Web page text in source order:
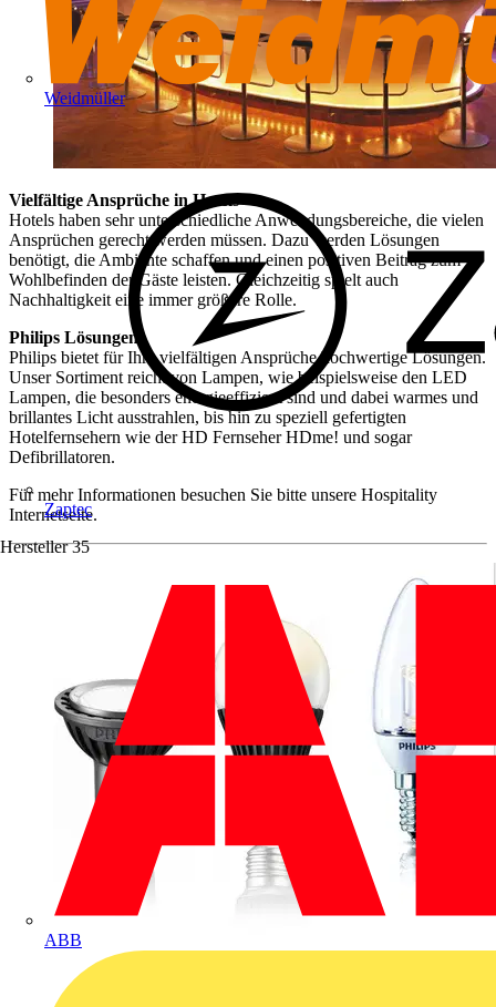
Weidmüller
Zaptec
Hersteller 35
ABB
Vielfältige Ansprüche in Hotels
Hotels haben sehr unterschiedliche Anwendungsbereiche, die vielen
Ansprüchen gerecht werden müssen. Dazu werden Lösungen
benötigt, die Ambiente schaffen und einen positiven Beitrag zum
Wohlbefinden der Gäste leisten. Gleichzeitig spielt auch
Nachhaltigkeit eine immer größere Rolle.
Philips Lösungen
Philips bietet für Ihre vielfältigen Ansprüche hochwertige Lösungen.
Unser Sortiment reicht von Lampen, wie beispielsweise den LED
Lampen, die besonders energieeffizient sind und dabei warmes und
brillantes Licht ausstrahlen, bis hin zu speziell gefertigten
Hotelfernsehern wie der HD Fernseher HDme! und sogar
Defibrillatoren.
Für mehr Informationen besuchen Sie bitte unsere Hospitality
Internetseite.